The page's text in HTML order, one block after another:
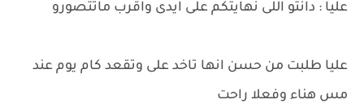
عليا : دانتو اللى نهايتكم على ايدى واقرب ماتتصورو
عليا طلبت من حسن انها تاخد على وتقعد كام يوم عند
مس هناء وفعلا راحت